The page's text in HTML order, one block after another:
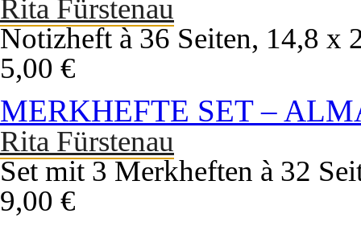
Rita Fürstenau
Notizheft à 36 Seiten, 14,8 x
5,00 €
MERKHEFTE SET –
Rita Fürstenau
Set mit 3 Merkheften à 32
9,00 €